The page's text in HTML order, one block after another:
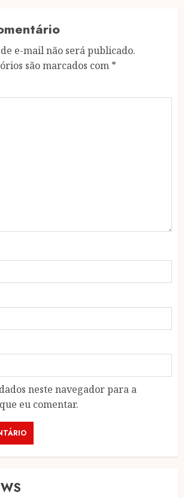
e-mail não será publicado.
são marcados com *
neste navegador para a
eu comentar.